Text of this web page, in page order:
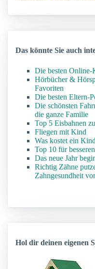
Das könnte Sie auch
Die besten
Hörbücher &
Favoriten
Die besten Eltern-
Die schönsten
die ganze Familie
Top 5 Eisbahnen
Fliegen mit Kind
Was kostet ein
Top 10 für
Das neue Jahr
Richtig Zähne
Zahngesundheit
Hol dir deinen eigenen